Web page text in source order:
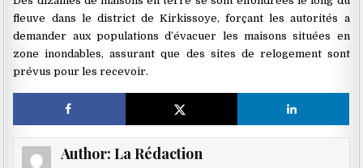
fleuve dans le district de Kirkissoye, forçant les autorités a
demander aux populations d’évacuer les maisons situées en
zone inondables, assurant que des sites de relogement sont
prévus pour les recevoir.
Author: La Rédaction